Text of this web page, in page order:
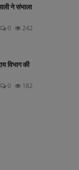
ने संभाला
0 242
विभाग की
0 182